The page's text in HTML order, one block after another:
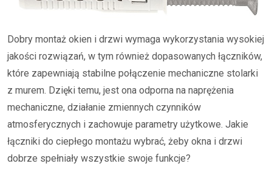
Dobry montaż okien i drzwi wymaga wykorzystania wysokiej
jakości rozwiązań, w tym również dopasowanych łączników,
które zapewniają stabilne połączenie mechaniczne stolarki
z murem. Dzięki temu, jest ona odporna na naprężenia
mechaniczne, działanie zmiennych czynników
atmosferycznych i zachowuje parametry użytkowe. Jakie
łączniki do ciepłego montażu wybrać, żeby okna i drzwi
dobrze spełniały wszystkie swoje funkcje?